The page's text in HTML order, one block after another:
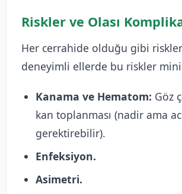
Riskler ve Olası
Her cerrahide olduğu gibi riskler
deneyimli ellerde bu riskler
Kanama ve Hematom: Göz
kan toplanması (nadir ama
gerektirebilir).
Enfeksiyon.
Asimetri.